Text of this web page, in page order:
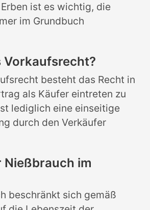
ist es wichtig, die
im Grundbuch
Vorkaufsrecht?
besteht das Recht in
als Käufer eintreten zu
lediglich eine einseitige
durch den Verkäufer
Nießbrauch im
beschränkt sich gemäß